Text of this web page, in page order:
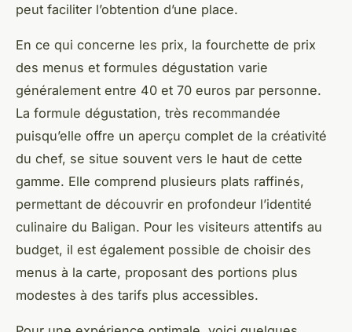
peut faciliter l’obtention d’une place.
En ce qui concerne les prix, la fourchette de prix
des menus et formules dégustation varie
généralement entre 40 et 70 euros par personne.
La formule dégustation, très recommandée
puisqu’elle offre un aperçu complet de la créativité
du chef, se situe souvent vers le haut de cette
gamme. Elle comprend plusieurs plats raffinés,
permettant de découvrir en profondeur l’identité
culinaire du Baligan. Pour les visiteurs attentifs au
budget, il est également possible de choisir des
menus à la carte, proposant des portions plus
modestes à des tarifs plus accessibles.